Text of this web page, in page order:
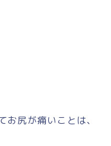
尻が痛いことは、